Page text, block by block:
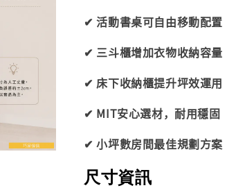
✔ 活動書桌可自由移動配置
✔ 三斗櫃增加衣物收納容量
✔ 床下收納櫃提升坪效運用
✔ MIT安心選材，耐用穩固
✔ 小坪數房間最佳規劃方案
尺寸資訊